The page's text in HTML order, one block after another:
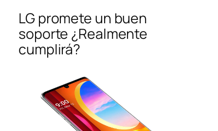
LG promete un buen
soporte ¿Realmente
cumplirá?